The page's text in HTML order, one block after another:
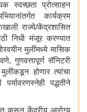
स्वच्छता प्रोत्साहन
कार्यक्रम
राज्ये/केंद्रशासित
निधी मंजूर करण्यात
मुलींमध्ये मासिक
गुणवत्तापूर्ण सॅनिटरी
होणार त्यांचा
पद्धतीने